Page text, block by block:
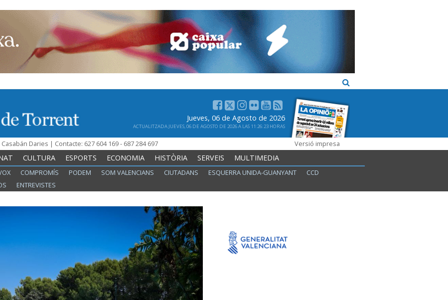
Jueves, 06 de Agosto de 2026
ACTUALITZADA JUEVES, 06 DE AGOSTO DE 2026 A LAS 11:26:23 HORAS
Daries | Contacte: 627 604 169 - 687 284 697 Versió impresa
CULTURA ESPORTS ECONOMIA HISTÒRIA SERVEIS MULTIMEDIA
COMPROMÍS PODEM SOM VALENCIANS CIUTADANS ESQUERRA UNIDA-GUANYANT
CCD
ENTREVISTES